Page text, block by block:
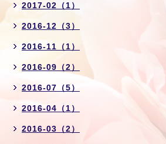
2017-02（1）
2016-12（3）
2016-11（1）
2016-09（2）
2016-07（5）
2016-04（1）
2016-03（2）